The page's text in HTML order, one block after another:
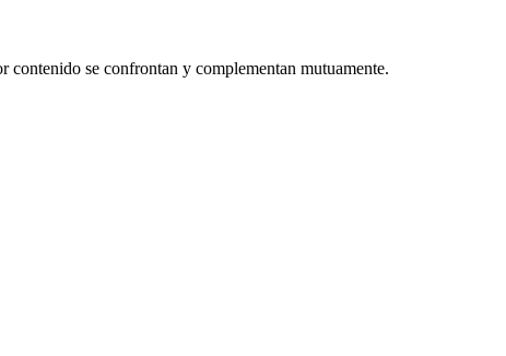
contenido se confrontan y complementan mutuamente.